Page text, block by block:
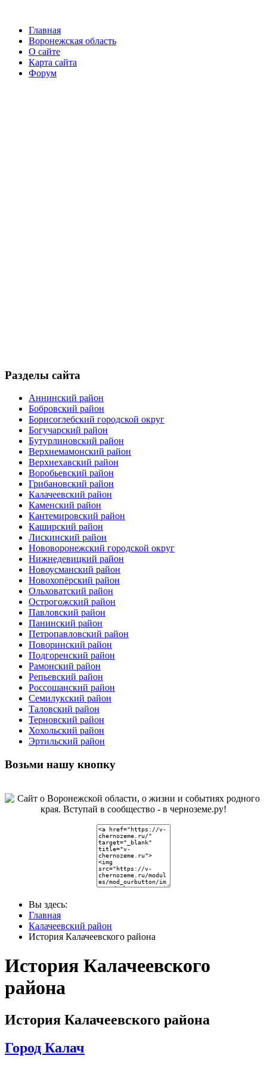
Главная
Воронежская область
О сайте
Карта сайта
Форум
Разделы сайта
Аннинский район
Бобровский район
Борисоглебский городской округ
Богучарский район
Бутурлиновский район
Верхнемамонский район
Верхнехавский район
Воробьевский район
Грибановский район
Калачеевский район
Каменский район
Кантемировский район
Каширский район
Лискинский район
Нововоронежский городской округ
Нижнедевицкий район
Новоусманский район
Новохопёрский район
Ольховатский район
Острогожский район
Павловский район
Панинский район
Петропавловский район
Поворинский район
Подгоренский район
Рамонский район
Репьевский район
Россошанский район
Семилукский район
Таловский район
Терновский район
Хохольский район
Эртильский район
Возьми нашу кнопку
Вы здесь:
Главная
Калачеевский район
История Калачеевского района
История Калачеевского
района
История Калачеевского района
Город Калач